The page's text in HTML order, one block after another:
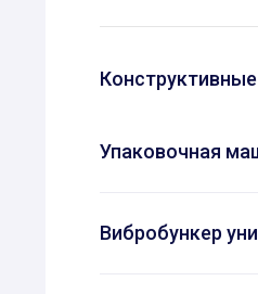
Упаковочная
Вибробункер